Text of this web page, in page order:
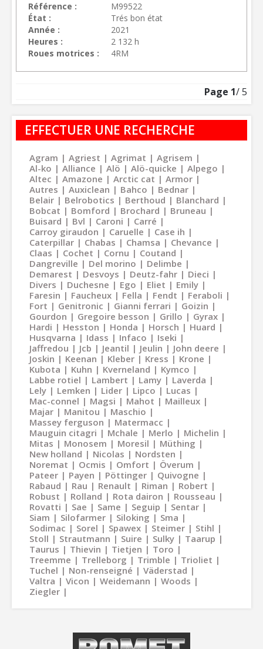
Référence
M99522
État
Trés bon état
Année
2021
Heures
2 132 h
Roues motrices
4RM
Page 1/ 5
EFFECTUER UNE RECHERCHE
Agram Agriest Agrimat
Agrisem
Al-ko
Alliance Alö Alö-quicke
Alpego
Altec
Amazone Arctic cat
Armor
Autres
Auxiclean Bahco
Bednar
Belair
Belrobotics Berthoud
Blanchard
Bobcat
Bomford Brochard
Bruneau
Buisard
Bvl Caroni
Carré
Carroy giraudon
Caruelle
Case ih
Caterpillar
Chabas Chamsa
Chevance
Claas
Cochet Cornu
Coutand
Dangreville
Del morino
Delimbe
Demarest
Desvoys Deutz-fahr
Dieci
Divers
Duchesne Ego Eliet
Emily
Faresin
Faucheux Fella Fendt
Feraboli
Fort
Genitronic Gianni ferrari
Goizin
Gourdon
Gregoire besson Grillo
Gyrax
Hardi
Hesston Honda Horsch
Huard
Husqvarna
Idass Infaco
Iseki
Jaffredou
Jcb Jeantil Jeulin
John deere
Joskin
Keenan Kleber Kress
Krone
Kubota
Kuhn Kverneland
Kymco
Labbe rotiel
Lambert Lamy
Laverda
Lely
Lemken Lider Lipco
Lucas
Mac-connel
Magsi Mahot
Mailleux
Majar
Manitou
Maschio
Massey ferguson
Matermacc
Mauguin citagri
Mchale Merlo
Michelin
Mitas
Monosem Moresil
Müthing
New holland
Nicolas
Nordsten
Noremat
Ocmis Omfort
Överum
Pateer
Payen Pöttinger
Quivogne
Rabaud
Rau Renault Riman
Robert
Robust
Rolland Rota dairon
Rousseau
Rovatti
Sae Same Seguip
Sentar
Siam
Silofarmer Siloking
Sma
Sodimac
Sorel Spawex Steimer
Stihl
Stoll
Strautmann Suire Sulky
Taarup
Taurus
Thievin Tietjen
Toro
Treemme
Trelleborg Trimble
Trioliet
Tuchel
Non-renseigné
Väderstad
Valtra
Vicon Weidemann
Woods
Ziegler